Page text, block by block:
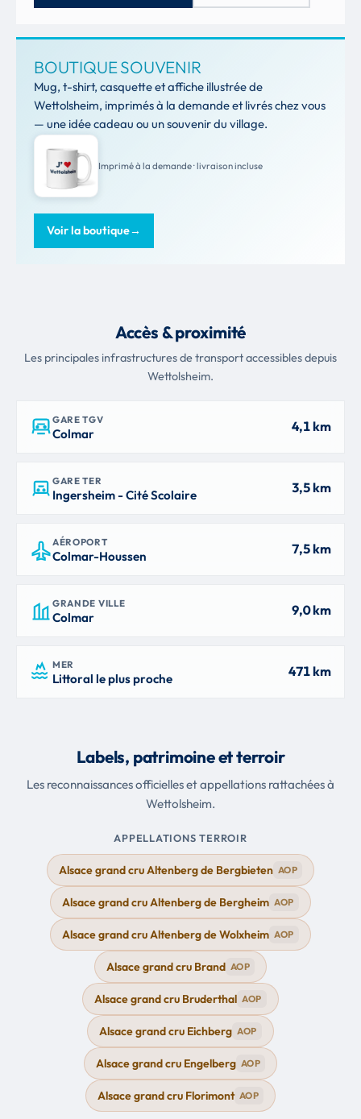
BOUTIQUE SOUVENIR
Mug, t-shirt, casquette et affiche illustrée de
Wettolsheim, imprimés à la demande et livrés chez vous
— une idée cadeau ou un souvenir du village.
Imprimé à la demande · livraison incluse
Voir la boutique→
Accès & proximité
Les principales infrastructures de transport accessibles depuis
Wettolsheim.
GARE TGV
Colmar 4,1 km
GARE TER
Ingersheim - Cité Scolaire 3,5 km
AÉROPORT
Colmar-Houssen 7,5 km
GRANDE VILLE
Colmar 9,0 km
MER
Littoral le plus proche 471 km
Labels, patrimoine et terroir
Les reconnaissances officielles et appellations rattachées à
Wettolsheim.
APPELLATIONS TERROIR
Alsace grand cru Altenberg de Bergbieten AOP
Alsace grand cru Altenberg de Bergheim AOP
Alsace grand cru Altenberg de Wolxheim AOP
Alsace grand cru Brand AOP
Alsace grand cru Bruderthal AOP
Alsace grand cru Eichberg AOP
Alsace grand cru Engelberg AOP
Alsace grand cru Florimont AOP